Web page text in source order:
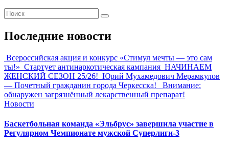
Последние новости
Всероссийская акция и конкурс «Стимул мечты — это сам
ты!» Стартует антинаркотическая кампания НАЧИНАЕМ
ЖЕНСКИЙ СЕЗОН 25/26! Юрий Мухамедович Мерамкулов
— Почетный гражданин города Черкесска!
Внимание:
обнаружен загрязнённый лекарственный препарат!
Новости
Баскетбольная команда «Эльбрус» завершила участие в
Регулярном Чемпионате мужской Суперлиги-3